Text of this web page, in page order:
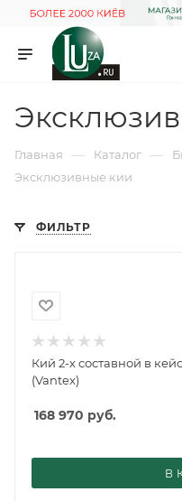
Главная — Каталог —
Эксклюзивные кии
ФИЛЬТР
Кий 2-х составной в
(Vantex)
168 970 руб.
В